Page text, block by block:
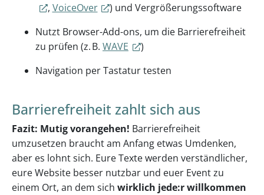
, VoiceOver
) und Vergrößerungssoftware
Nutzt Browser-Add-ons, um die Barrierefreiheit
zu prüfen (z. B. WAVE
)
Navigation per Tastatur testen
Barrierefreiheit zahlt sich aus
Fazit: Mutig vorangehen! Barrierefreiheit
umzusetzen braucht am Anfang etwas Umdenken,
aber es lohnt sich. Eure Texte werden verständlicher,
eure Website besser nutzbar und euer Event zu
einem Ort, an dem sich wirklich jede:r willkommen